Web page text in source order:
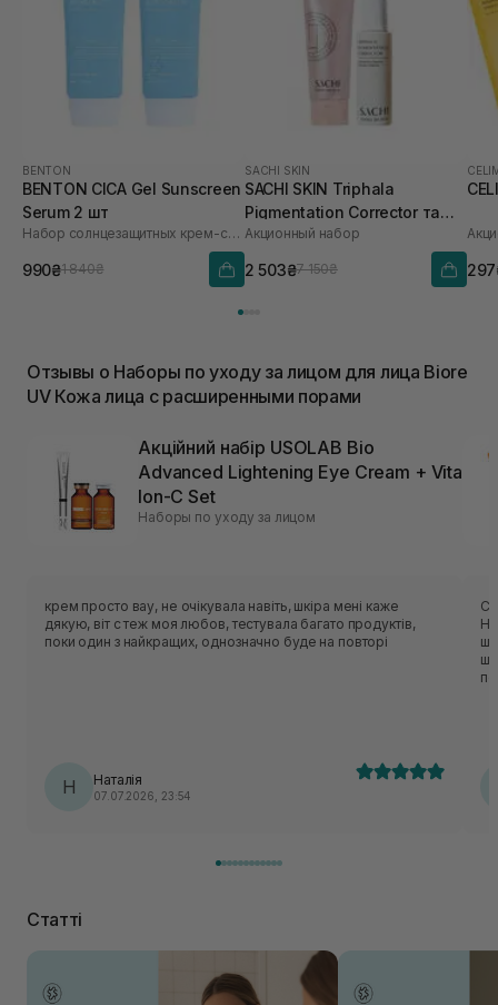
BENTON
BENTON CICA Gel Sunscreen
Serum 2 шт
Набор солнцезащитных крем-сывороток
990₴1 840₴
SACHI SKIN
SACHI SKIN Triphala
Pigmentation Corrector та
Saffron Luminous Cleanser
Акционный набор
2 503₴7 150₴
Отзывы о Наборы по уходу за лицом для лица Biore
UV Кожа лица с расширенными порами
Акційний набір USOLAB Bio
Advanced Lightening Eye Cream + Vita
Ion-C Set
Наборы по уходу за лицом
крем просто вау, не очікувала навіть, шкіра мені каже
дякую, віт с теж моя любов, тестувала багато продуктів,
поки один з найкращих, однозначно буде на повторі
Н Наталія
07.07.2026, 23:54
Статті